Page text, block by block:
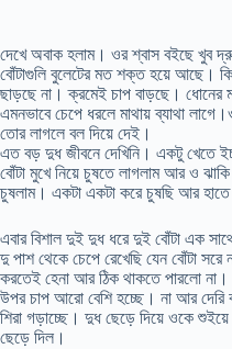
দেখে অবাক হলাম। ওর শ্বাস বইছে খুব
বোঁটাগুলি বুলেটের মত শক্ত হয়ে আছে।
ছাড়ছে না। ক্রমেই চাপ বাড়ছে। ধোনের
এমনভাবে চেপে ধরলে মাথায় ব্যাথা
তোর লাগলে বল দিয়ে দেই।
এত বড় দুধ জীবনে দেখিনি। একটু খেতে
বোঁটা মুখে নিয়ে চুষতে লাগলাম আর ও
চুষলাম। একটা একটা করে চুষছি আর
এবার বিশাল দুই দুধ ধরে দুই বোঁটা এক
দু পাশ থেকে চেপে রেখেছি যেন বোঁটা
করতেই হেনা আর ঠিক থাকতে পারলো
উপর চাপ আরো বেশি হচ্ছে। না আর দেরি
শিরা গড়াচ্ছে। দুধ ছেড়ে দিয়ে ওকে
ছেড়ে দিল।